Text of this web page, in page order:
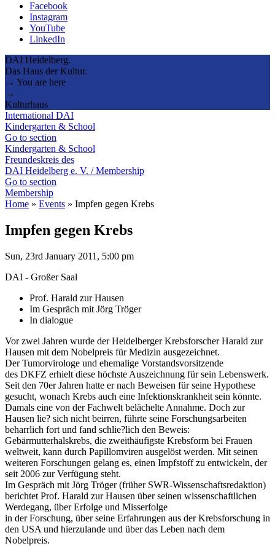
Facebook
Instagram
YouTube
LinkedIn
DAI Heidelberg.
Das Haus der Kultur.
→ You are here
→
Kulturhaus
International DAI
Kindergarten & School
Go to section
Kindergarten & School
Freundeskreis des
DAI Heidelberg e. V. / Membership
Go to section
Membership
Home » Events » Impfen gegen Krebs
Impfen gegen Krebs
Sun, 23rd January 2011, 5:00 pm
DAI - Großer Saal
Prof. Harald zur Hausen
Im Gespräch mit Jörg Tröger
In dialogue
Vor zwei Jahren wurde der Heidelberger Krebsforscher Harald zur
Hausen mit dem Nobelpreis für Medizin ausgezeichnet.
Der Tumorvirologe und ehemalige Vorstandsvorsitzende
des DKFZ erhielt diese höchste Auszeichnung für sein Lebenswerk.
Seit den 70er Jahren hatte er nach Beweisen für seine Hypothese
gesucht, wonach Krebs auch eine Infektionskrankheit sein könnte.
Damals eine von der Fachwelt belächelte Annahme. Doch zur
Hausen lie? sich nicht beirren, führte seine Forschungsarbeiten
beharrlich fort und fand schlie?lich den Beweis:
Gebärmutterhalskrebs, die zweithäufigste Krebsform bei Frauen
weltweit, kann durch Papillomviren ausgelöst werden. Mit seinen
weiteren Forschungen gelang es, einen Impfstoff zu entwickeln, der
seit 2006 zur Verfügung steht.
Im Gespräch mit Jörg Tröger (früher SWR-Wissenschaftsredaktion)
berichtet Prof. Harald zur Hausen über seinen wissenschaftlichen
Werdegang, über Erfolge und Misserfolge
in der Forschung, über seine Erfahrungen aus der Krebsforschung in
den USA und hierzulande und über das Leben nach dem
Nobelpreis.